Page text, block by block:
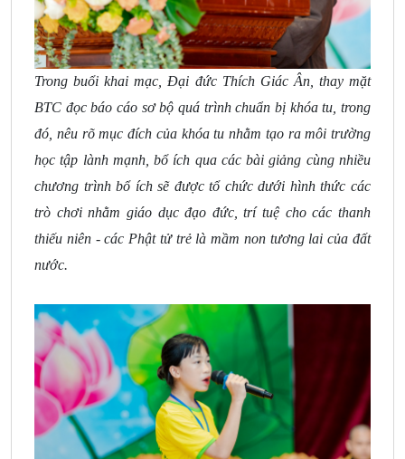
Trong buổi khai mạc, Đại đức Thích Giác Ân, thay mặt
BTC đọc báo cáo sơ bộ quá trình chuẩn bị khóa tu, trong
đó, nêu rõ mục đích của khóa tu nhằm tạo ra môi trường
học tập lành mạnh, bổ ích qua các bài giảng cùng nhiều
chương trình bổ ích sẽ được tổ chức dưới hình thức các
trò chơi nhằm giáo dục đạo đức, trí tuệ cho các thanh
thiếu niên - các Phật tử trẻ là mầm non tương lai của đất
nước.